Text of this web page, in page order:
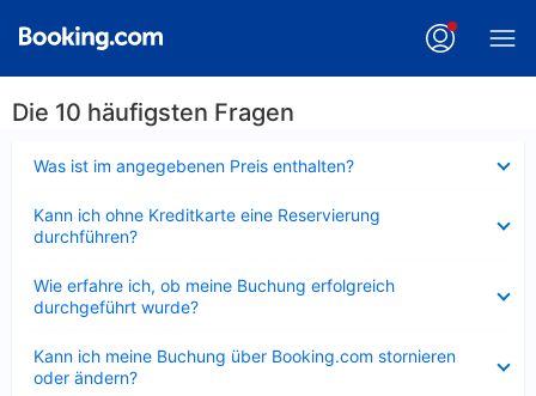
Die 10 häufigsten Fragen
Was ist im angegebenen Preis enthalten?
Kann ich ohne Kreditkarte eine Reservierung
durchführen?
Wie erfahre ich, ob meine Buchung erfolgreich
durchgeführt wurde?
Kann ich meine Buchung über Booking.com stornieren
oder ändern?